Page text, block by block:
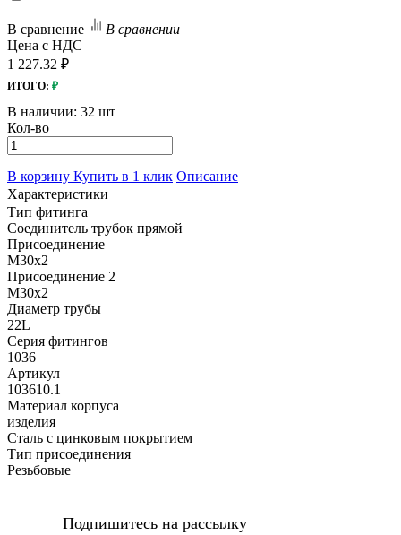
В сравнение
В сравнении
Цена с НДС
1 227.32 ₽
ИТОГО: ₽
В наличии: 32 шт
Кол-во
В корзину Купить в 1 клик Описание
Характеристики
Тип фитинга
Соединитель трубок прямой
Присоединение
M30x2
Присоединение 2
M30x2
Диаметр трубы
22L
Серия фитингов
1036
Артикул
103610.1
Материал корпуса
изделия
Сталь с цинковым покрытием
Тип присоединения
Резьбовые
Подпишитесь на рассылку